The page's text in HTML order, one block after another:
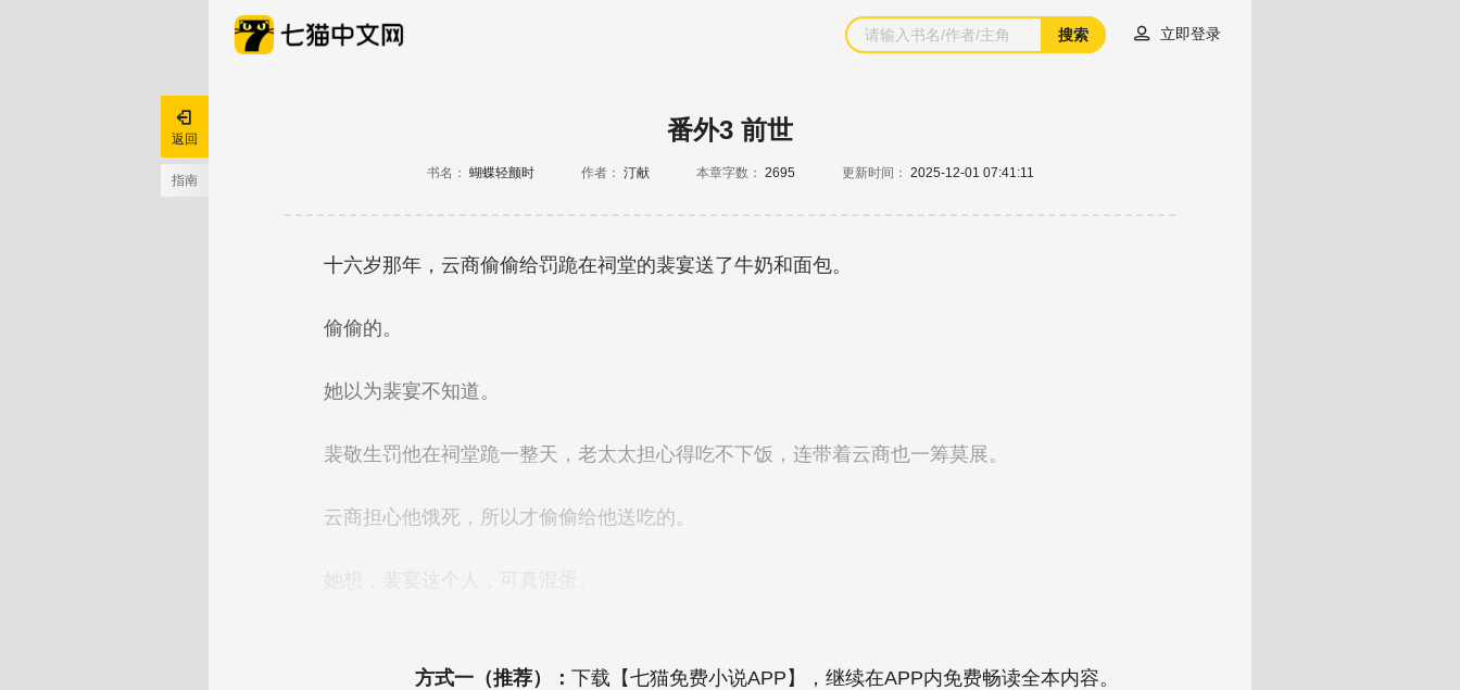
搜索  立即登录

返回
指南
番外3 前世
书名： 蝴蝶轻颤时 作者： 汀献 本章字数： 2695 更新时间： 2025-12-01 07:41:11
方式一（推荐）： 下载【七猫免费小说APP】，继续在APP内免费畅读全本内容。